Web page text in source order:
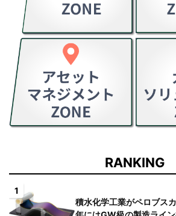
RANKING
1
積水化学工業がペロブス